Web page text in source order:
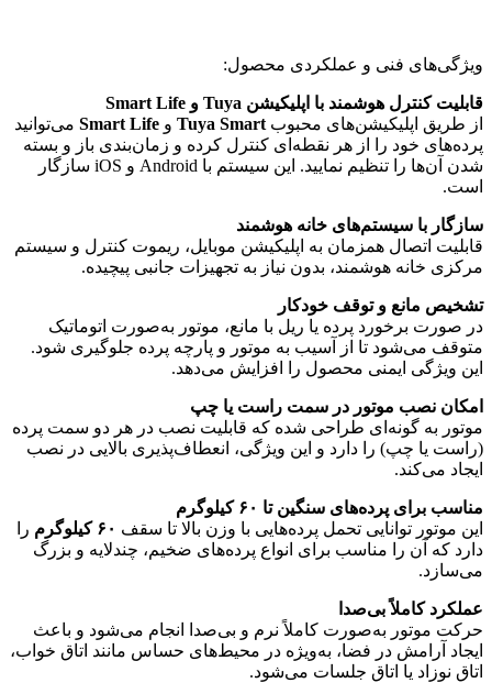
ویژگی‌های فنی و عملکردی محصول:
قابلیت کنترل هوشمند با اپلیکیشن Tuya و Smart Life
از طریق اپلیکیشن‌های محبوب Tuya Smart و Smart Life می‌توانید
پرده‌های خود را از هر نقطه‌ای کنترل کرده و زمان‌بندی باز و بسته
شدن آن‌ها را تنظیم نمایید. این سیستم با Android و iOS سازگار
است.
سازگار با سیستم‌های خانه هوشمند
قابلیت اتصال همزمان به اپلیکیشن موبایل، ریموت کنترل و سیستم
مرکزی خانه هوشمند، بدون نیاز به تجهیزات جانبی پیچیده.
تشخیص مانع و توقف خودکار
در صورت برخورد پرده یا ریل با مانع، موتور به‌صورت اتوماتیک
متوقف می‌شود تا از آسیب به موتور و پارچه پرده جلوگیری شود.
این ویژگی ایمنی محصول را افزایش می‌دهد.
امکان نصب موتور در سمت راست یا چپ
موتور به گونه‌ای طراحی شده که قابلیت نصب در هر دو سمت پرده
(راست یا چپ) را دارد و این ویژگی، انعطاف‌پذیری بالایی در نصب
ایجاد می‌کند.
مناسب برای پرده‌های سنگین تا ۶۰ کیلوگرم
این موتور توانایی تحمل پرده‌هایی با وزن بالا تا سقف ۶۰ کیلوگرم
را
دارد که آن را مناسب برای انواع پرده‌های ضخیم، چندلایه و بزرگ
می‌سازد.
عملکرد کاملاً بی‌صدا
حرکت موتور به‌صورت کاملاً نرم و بی‌صدا انجام می‌شود و باعث
ایجاد آرامش در فضا، به‌ویژه در محیط‌های حساس مانند اتاق خواب،
اتاق نوزاد یا اتاق جلسات می‌شود.